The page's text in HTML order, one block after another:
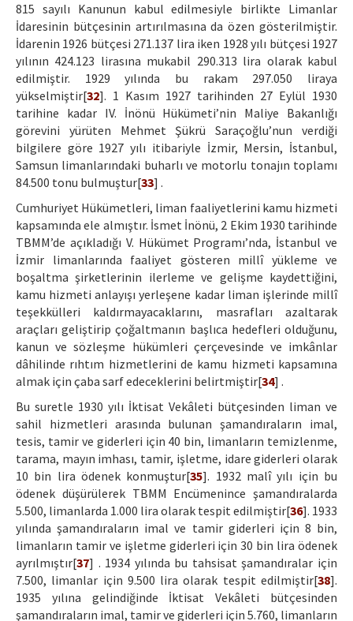
815 sayılı Kanunun kabul edilmesiyle birlikte Limanlar
İdaresinin bütçesinin artırılmasına da özen gösterilmiştir.
İdarenin 1926 bütçesi 271.137 lira iken 1928 yılı bütçesi 1927
yılının 424.123 lirasına mukabil 290.313 lira olarak kabul
edilmiştir. 1929 yılında bu rakam 297.050 liraya
yükselmiştir[32]. 1 Kasım 1927 tarihinden 27 Eylül 1930
tarihine kadar IV. İnönü Hükümeti’nin Maliye Bakanlığı
görevini yürüten Mehmet Şükrü Saraçoğlu’nun verdiği
bilgilere göre 1927 yılı itibariyle İzmir, Mersin, İstanbul,
Samsun limanlarındaki buharlı ve motorlu tonajın toplamı
84.500 tonu bulmuştur[33] .
Cumhuriyet Hükümetleri, liman faaliyetlerini kamu hizmeti
kapsamında ele almıştır. İsmet İnönü, 2 Ekim 1930 tarihinde
TBMM’de açıkladığı V. Hükümet Programı’nda, İstanbul ve
İzmir limanlarında faaliyet gösteren millî yükleme ve
boşaltma şirketlerinin ilerleme ve gelişme kaydettiğini,
kamu hizmeti anlayışı yerleşene kadar liman işlerinde millî
teşekkülleri kaldırmayacaklarını, masrafları azaltarak
araçları geliştirip çoğaltmanın başlıca hedefleri olduğunu,
kanun ve sözleşme hükümleri çerçevesinde ve imkânlar
dâhilinde rıhtım hizmetlerini de kamu hizmeti kapsamına
almak için çaba sarf edeceklerini belirtmiştir[34] .
Bu suretle 1930 yılı İktisat Vekâleti bütçesinden liman ve
sahil hizmetleri arasında bulunan şamandıraların imal,
tesis, tamir ve giderleri için 40 bin, limanların temizlenme,
tarama, mayın imhası, tamir, işletme, idare giderleri olarak
10 bin lira ödenek konmuştur[35]. 1932 malî yılı için bu
ödenek düşürülerek TBMM Encümenince şamandıralarda
5.500, limanlarda 1.000 lira olarak tespit edilmiştir[36]. 1933
yılında şamandıraların imal ve tamir giderleri için 8 bin,
limanların tamir ve işletme giderleri için 30 bin lira ödenek
ayrılmıştır[37] . 1934 yılında bu tahsisat şamandıralar için
7.500, limanlar için 9.500 lira olarak tespit edilmiştir[38].
1935 yılına gelindiğinde İktisat Vekâleti bütçesinden
şamandıraların imal, tamir ve giderleri için 5.760, limanların